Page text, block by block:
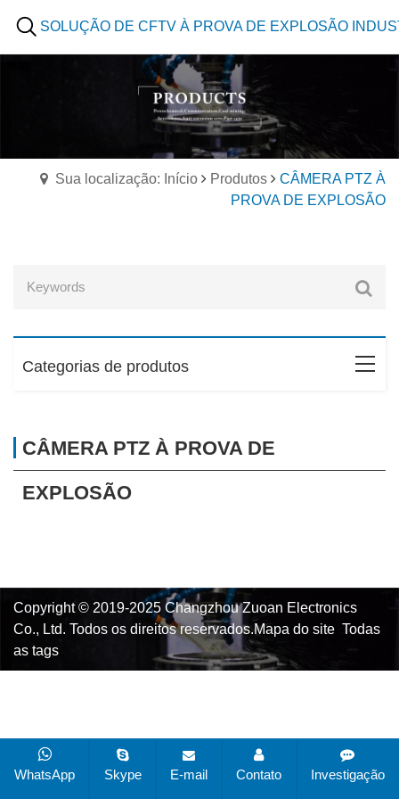
SOLUÇÃO DE CFTV À PROVA DE EXPLOSÃO
Sua localização: Início Produtos
CÂMERA PTZ À
PROVA DE EXPLOSÃO
Categorias de produtos
CÂMERA PTZ À PROVA DE
EXPLOSÃO
Copyright © 2019-2025 Changzhou Zuoan Electronics
Co., Ltd. Todos os direitos reservados.Mapa do site Todas
as tags
WhatsApp Skype E-mail Contato Investigação